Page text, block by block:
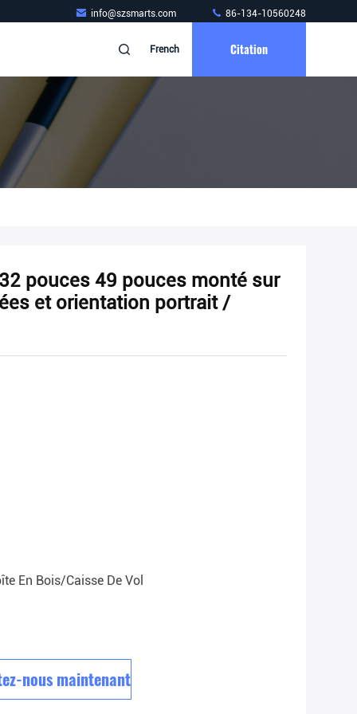
info@szsmarts.com 86-134-10560248
French Citation
pouces 49 pouces monté sur
et orientation portrait /
En Bois/caisse De Vol
nous maintenant